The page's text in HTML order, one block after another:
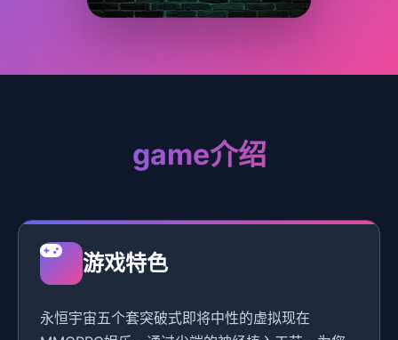
game介绍
游戏特色
永恒宇宙五个套突破式即将中性的虚拟现在